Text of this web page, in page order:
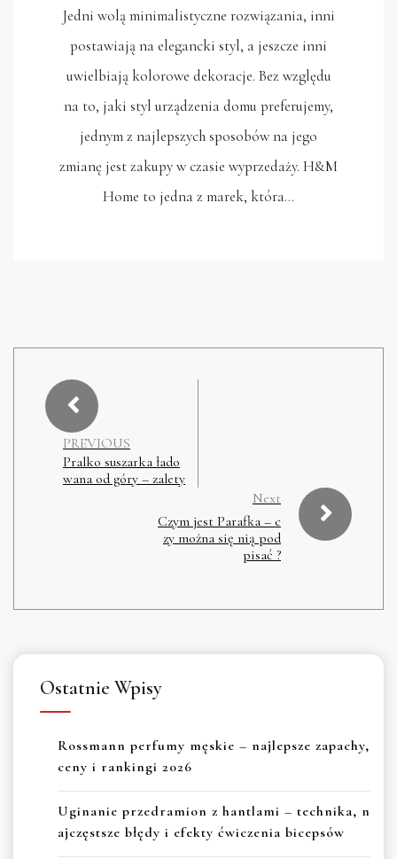
Jedni wolą minimalistyczne rozwiązania, inni
postawiają na elegancki styl, a jeszcze inni
uwielbiają kolorowe dekoracje. Bez względu
na to, jaki styl urządzenia domu preferujemy,
jednym z najlepszych sposobów na jego
zmianę jest zakupy w czasie wyprzedaży. H&M
Home to jedna z marek, która…
PREVIOUS
Pralko suszarka łado
wana od góry – zalety
Next
Czym jest Parafka – c
zy można się nią pod
pisać ?
Ostatnie Wpisy
Rossmann perfumy męskie – najlepsze zapachy,
ceny i rankingi 2026
Uginanie przedramion z hantlami – technika, n
ajczęstsze błędy i efekty ćwiczenia bicepsów